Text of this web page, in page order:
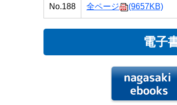
No.188 全ページ (9657KB)
電子